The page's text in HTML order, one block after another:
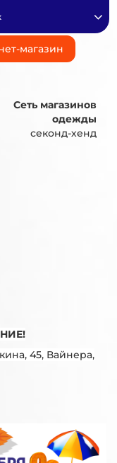
магазин
Сеть магазинов
одежды
секонд-хенд
45, Вайнера,